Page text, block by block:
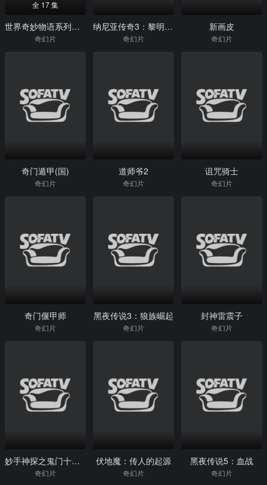
全 17 集
世界奇妙物语系列合辑2010-2017
奇幻片
纳尼亚传奇3：黎明踏浪号
奇幻片
新画皮
奇幻片
奇门遁甲(国)
奇幻片
道师爷2
奇幻片
诅咒骑士
奇幻片
奇门偃甲师
奇幻片
黑夜传说3：狼族崛起
奇幻片
封神雷震子
奇幻片
妙手神探之鬼门十三针
奇幻片
伏地魔：传人的起源
奇幻片
黑夜传说5：血战
奇幻片